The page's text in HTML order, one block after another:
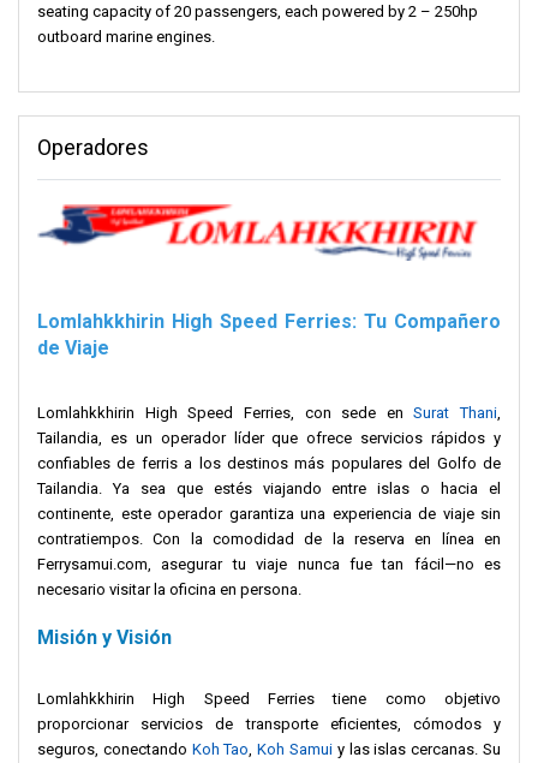
seating capacity of 20 passengers, each powered by 2 – 250hp
outboard marine engines.
Operadores
Lomlahkkhirin High Speed Ferries: Tu Compañero
de Viaje
Lomlahkkhirin High Speed Ferries, con sede enSurat Thani
Tailandia, es un operador líder que ofrece servicios rápidos y
confiables de ferris a los destinos más populares del Golfo de
Tailandia. Ya sea que estés viajando entre islas o hacia el
continente, este operador garantiza una experiencia de viaje sin
contratiempos. Con la comodidad de la reserva en línea en
Ferrysamui.com, asegurar tu viaje nunca fue tan fácil—no es
necesario visitar la oficina en persona.
Misión y Visión
Lomlahkkhirin High Speed Ferries tiene como objetivo
proporcionar servicios de transporte eficientes, cómodos y
seguros, conectando Koh Tao ,Koh Samui y las islas cercanas. Su